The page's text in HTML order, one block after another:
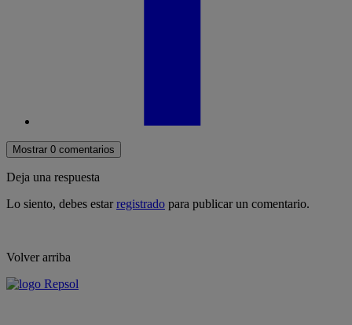
Mostrar 0 comentarios
Deja una respuesta
Lo siento, debes estarregistrado para publicar un comentario.
Volver arriba